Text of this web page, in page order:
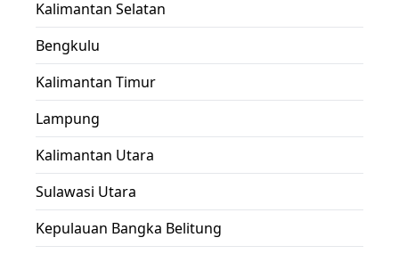
Kalimantan Selatan
Bengkulu
Kalimantan Timur
Lampung
Kalimantan Utara
Sulawasi Utara
Kepulauan Bangka Belitung